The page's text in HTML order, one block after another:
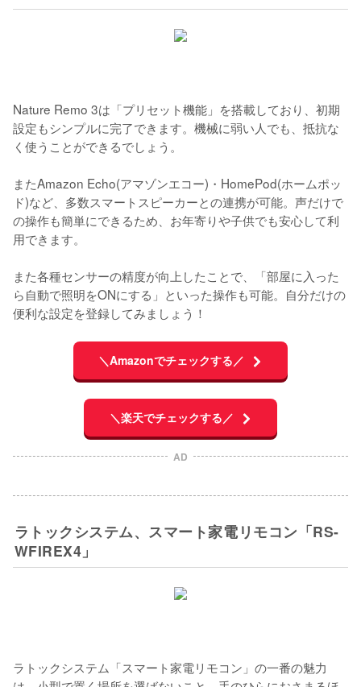
Nature Remo 3は「プリセット機能」を搭載しており、初期
設定もシンプルに完了できます。機械に弱い人でも、抵抗な
く使うことができるでしょう。
またAmazon Echo(アマゾンエコー)・HomePod(ホームポッ
ド)など、多数スマートスピーカーとの連携が可能。声だけで
の操作も簡単にできるため、お年寄りや子供でも安心して利
用できます。
また各種センサーの精度が向上したことで、「部屋に入った
ら自動で照明をONにする」といった操作も可能。自分だけの
便利な設定を登録してみましょう！
＼Amazonでチェックする／
＼楽天でチェックする／
AD
ラトックシステム、スマート家電リモコン「RS-
WFIREX4」
ラトックシステム「スマート家電リモコン」の一番の魅力